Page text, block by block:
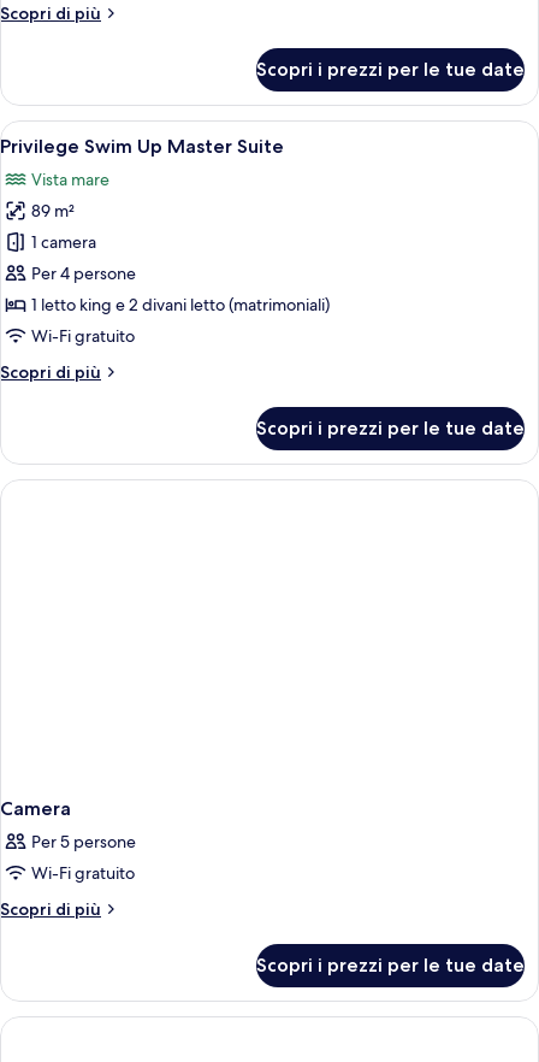
Scopri di più
Altri
RoofTop
Master
Suite
Scopri i prezzi per le tue date
Apri
tutte
le
foto
per
Privilege
Swim
Up
Suite
Un soggiorno moderno con un
5
Privilege Swim Up Master Suite
Vista mare
89 m²
1 camera
Per 4 persone
1 letto king e 2 divani letto (matrimoniali)
Wi-Fi gratuito
Scopri di più
Altri
Swim
Up
Master
Scopri i prezzi per le tue date
Camera
Per 5 persone
Wi-Fi gratuito
Scopri di più
Altri
Scopri i prezzi per le tue date